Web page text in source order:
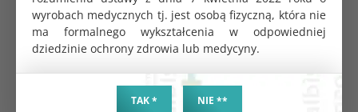
wyrobach medycznych tj. jest osobą fizyczną, która nie
ma formalnego wykształcenia w odpowiedniej
dziedzinie ochrony zdrowia lub medycyny.
TAK * NIE **
SoftMed
0.42 zł
Rękaw papierowo-foliowy do sterylizacji 200m
szeroki 20cm